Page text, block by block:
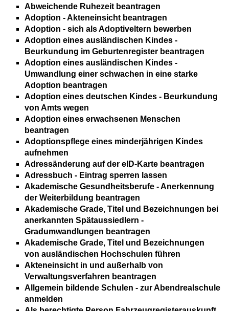
Abweichende Ruhezeit beantragen
Adoption - Akteneinsicht beantragen
Adoption - sich als Adoptiveltern bewerben
Adoption eines ausländischen Kindes -
Beurkundung im Geburtenregister beantragen
Adoption eines ausländischen Kindes -
Umwandlung einer schwachen in eine starke
Adoption beantragen
Adoption eines deutschen Kindes - Beurkundung
von Amts wegen
Adoption eines erwachsenen Menschen
beantragen
Adoptionspflege eines minderjährigen Kindes
aufnehmen
Adressänderung auf der eID-Karte beantragen
Adressbuch - Eintrag sperren lassen
Akademische Gesundheitsberufe - Anerkennung
der Weiterbildung beantragen
Akademische Grade, Titel und Bezeichnungen bei
anerkannten Spätaussiedlern -
Gradumwandlungen beantragen
Akademische Grade, Titel und Bezeichnungen
von ausländischen Hochschulen führen
Akteneinsicht in und außerhalb von
Verwaltungsverfahren beantragen
Allgemein bildende Schulen - zur Abendrealschule
anmelden